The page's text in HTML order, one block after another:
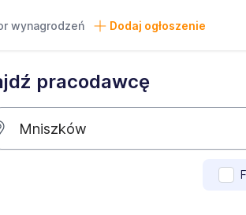
wynagrodzeń Dodaj ogłoszenie
pracodawcę